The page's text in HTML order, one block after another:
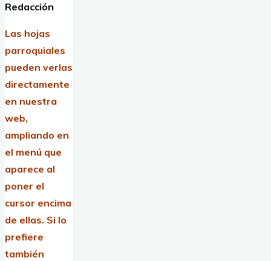
Redacción
Las hojas
parroquiales
pueden verlas
directamente
en nuestra
web,
ampliando en
el menú que
aparece al
poner el
cursor encima
de ellas. Si lo
prefiere
también